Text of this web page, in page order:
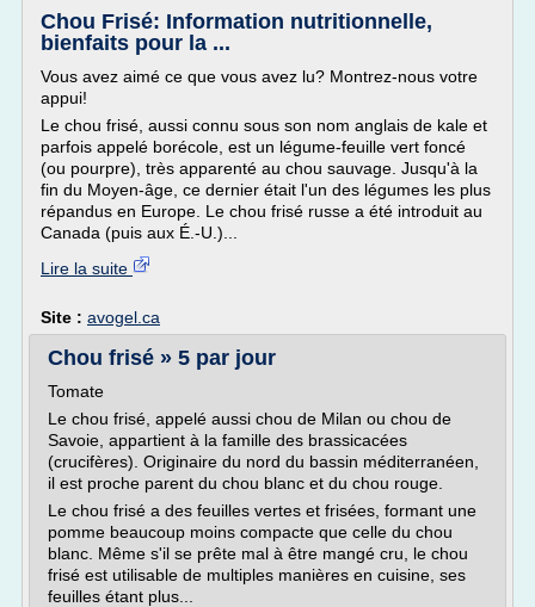
Chou Frisé: Information nutritionnelle,
bienfaits pour la ...
Vous avez aimé ce que vous avez lu? Montrez-nous votre
appui!
Le chou frisé, aussi connu sous son nom anglais de kale et
parfois appelé borécole, est un légume-feuille vert foncé
(ou pourpre), très apparenté au chou sauvage. Jusqu'à la
fin du Moyen-âge, ce dernier était l'un des légumes les plus
répandus en Europe. Le chou frisé russe a été introduit au
Canada (puis aux É.-U.)...
Lire la suite
Site : avogel.ca
Chou frisé » 5 par jour
Tomate
Le chou frisé, appelé aussi chou de Milan ou chou de
Savoie, appartient à la famille des brassicacées
(crucifères). Originaire du nord du bassin méditerranéen,
il est proche parent du chou blanc et du chou rouge.
Le chou frisé a des feuilles vertes et frisées, formant une
pomme beaucoup moins compacte que celle du chou
blanc. Même s'il se prête mal à être mangé cru, le chou
frisé est utilisable de multiples manières en cuisine, ses
feuilles étant plus...